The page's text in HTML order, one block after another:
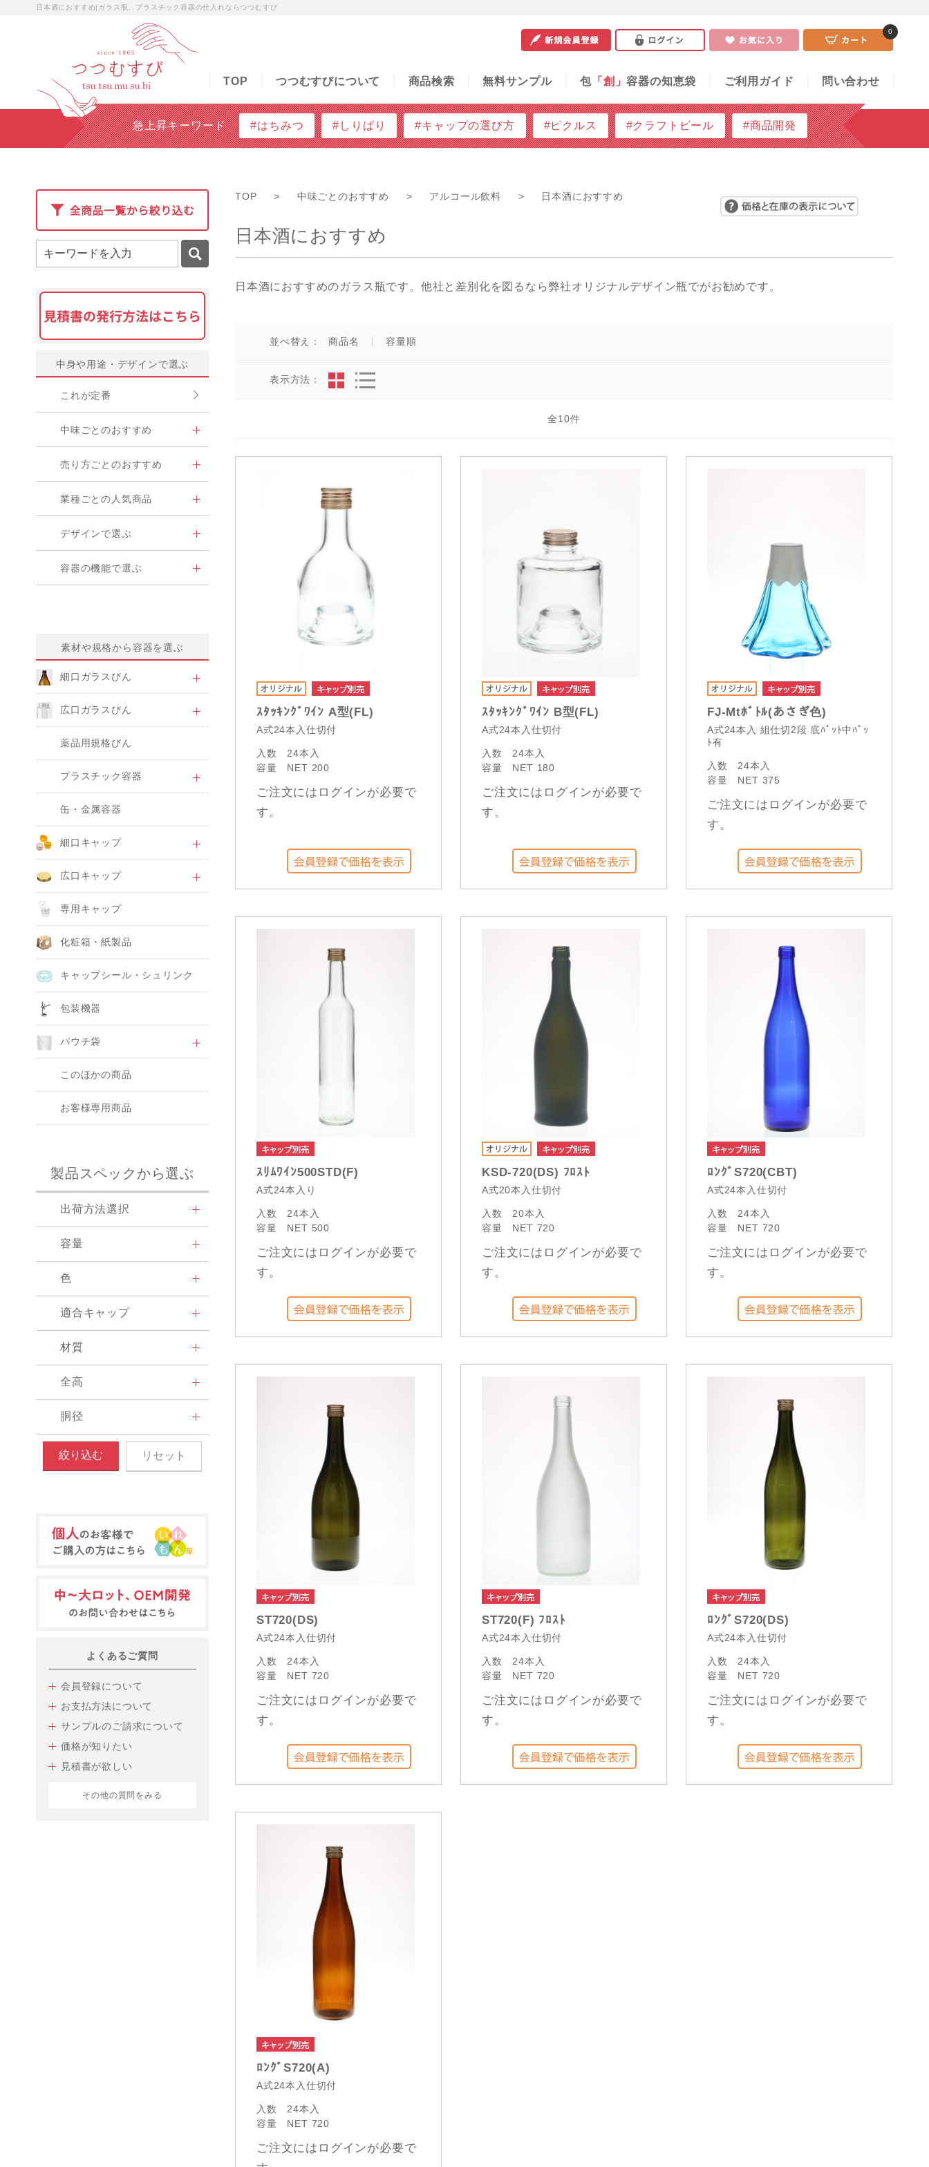
日本酒におすすめ|ガラス瓶、プラスチック容器の仕入れならつつむすび
TOP つつむすびについて 商品検索 無料サンプル 包 「創」容器の知恵袋 ご利用ガイド 問い合わせ
0
急上昇キーワード #はちみつ #しりばり #キャップの選び方 #ピクルス #クラフトビール #商品開発
つつむすびについて ご利用ガイド 問い合わせ
TOP > 中味ごとのおすすめ > アルコール飲料 > 日本酒におすすめ
日本酒におすすめ
日本酒におすすめのガラス瓶です。他社と差別化を図るなら弊社オリジナルデザイン瓶でがお勧めです。
並べ替え： 商品名 容量順
表示方法：
全10件
ｽﾀｯｷﾝｸﾞﾜｲﾝ A型(FL)
A式24本入仕切付
入数 24本入
容量 NET 200
ご注文にはログインが必要で
す。
ｽﾀｯｷﾝｸﾞﾜｲﾝ B型(FL)
A式24本入仕切付
入数 24本入
容量 NET 180
ご注文にはログインが必要で
す。
FJ-Mtﾎﾞﾄﾙ(あさぎ色)
A式24本入 組仕切2段 底ﾊﾟｯﾄ中ﾊﾟｯ
ﾄ有
入数 24本入
容量 NET 375
ご注文にはログインが必要で
す。
ｽﾘﾑﾜｲﾝ500STD(F)
A式24本入り
入数 24本入
容量 NET 500
ご注文にはログインが必要で
す。
KSD-720(DS) ﾌﾛｽﾄ
A式20本入仕切付
入数 20本入
容量 NET 720
ご注文にはログインが必要で
す。
ﾛﾝｸﾞS720(CBT)
A式24本入仕切付
入数 24本入
容量 NET 720
ご注文にはログインが必要で
す。
ST720(DS)
A式24本入仕切付
入数 24本入
容量 NET 720
ご注文にはログインが必要で
す。
ST720(F) ﾌﾛｽﾄ
A式24本入仕切付
入数 24本入
容量 NET 720
ご注文にはログインが必要で
す。
ﾛﾝｸﾞS720(DS)
A式24本入仕切付
入数 24本入
容量 NET 720
ご注文にはログインが必要で
す。
ﾛﾝｸﾞS720(A)
A式24本入仕切付
入数 24本入
容量 NET 720
ご注文にはログインが必要で
中身や用途・デザインで選ぶ
これが定番
中味ごとのおすすめ
売り方ごとのおすすめ
業種ごとの人気商品
デザインで選ぶ
容器の機能で選ぶ
素材や規格から容器を選ぶ
細口ガラスびん
広口ガラスびん
薬品用規格びん
プラスチック容器
缶・金属容器
細口キャップ
広口キャップ
専用キャップ
化粧箱・紙製品
キャップシール・シュリンク
包装機器
パウチ袋
このほかの商品
お客様専用商品
製品スペックから選ぶ
出荷方法選択
容量
色
適合キャップ
材質
全高
胴径
よくあるご質問
会員登録について
お支払方法について
サンプルのご請求について
価格が知りたい
見積書が欲しい
その他の質問をみる